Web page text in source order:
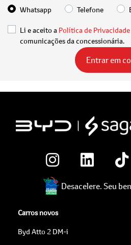
Whatsapp Telefone
Li e aceito a Política de Privacidade
comunicações da concessionária.
Entrar em
Desacelere. Seu
Carros novos
Byd Atto 2 DM-i